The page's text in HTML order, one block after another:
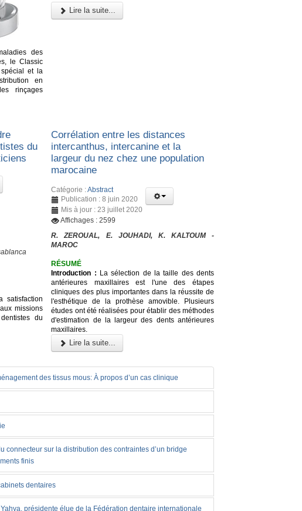
des
le Classic
spécial et la
en
rinçages
Lire la suite...
du
satisfaction
missions
du
Corrélation entre les distances
intercanthus, intercanine et la
largeur du nez chez une population
marocaine
Catégorie :Abstract
Publication : 8 juin 2020
Mis à jour : 23 juillet 2020
Affichages : 2599
R. ZEROUAL, E. JOUHADI, K. KALTOUM -
MAROC
RÉSUMÉ
Introduction : La sélection de la taille des dents
antérieures maxillaires est l'une des étapes
cliniques des plus importantes dans la réussite de
l'esthétique de la prothèse amovible. Plusieurs
études ont été réalisées pour établir des méthodes
d'estimation de la largeur des dents antérieures
maxillaires.
Lire la suite...
des tissus mous: À propos d’un cas clinique
connecteur sur la distribution des contraintes d’un bridge
finis
dentaires
présidente élue de la Fédération dentaire internationale